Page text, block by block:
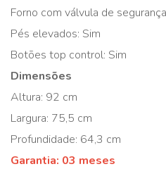
Forno com válvula de
Pés elevados: Sim
Botões top control: Sim
Dimensões
Altura: 92 cm
Largura: 75,5 cm
Profundidade: 64,3 cm
Garantia: 03 meses